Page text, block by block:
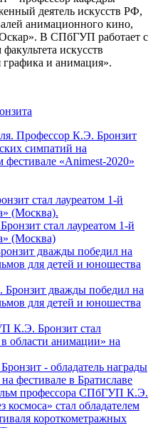
деятель искусств РФ,
анимационного кино,
В СПбГУП работает с
искусств
и анимация».
стал лауреатом 1-й
(Москва)
дважды победил на
для детей и юношества
- обладатель награды
фестивале в Братиславе